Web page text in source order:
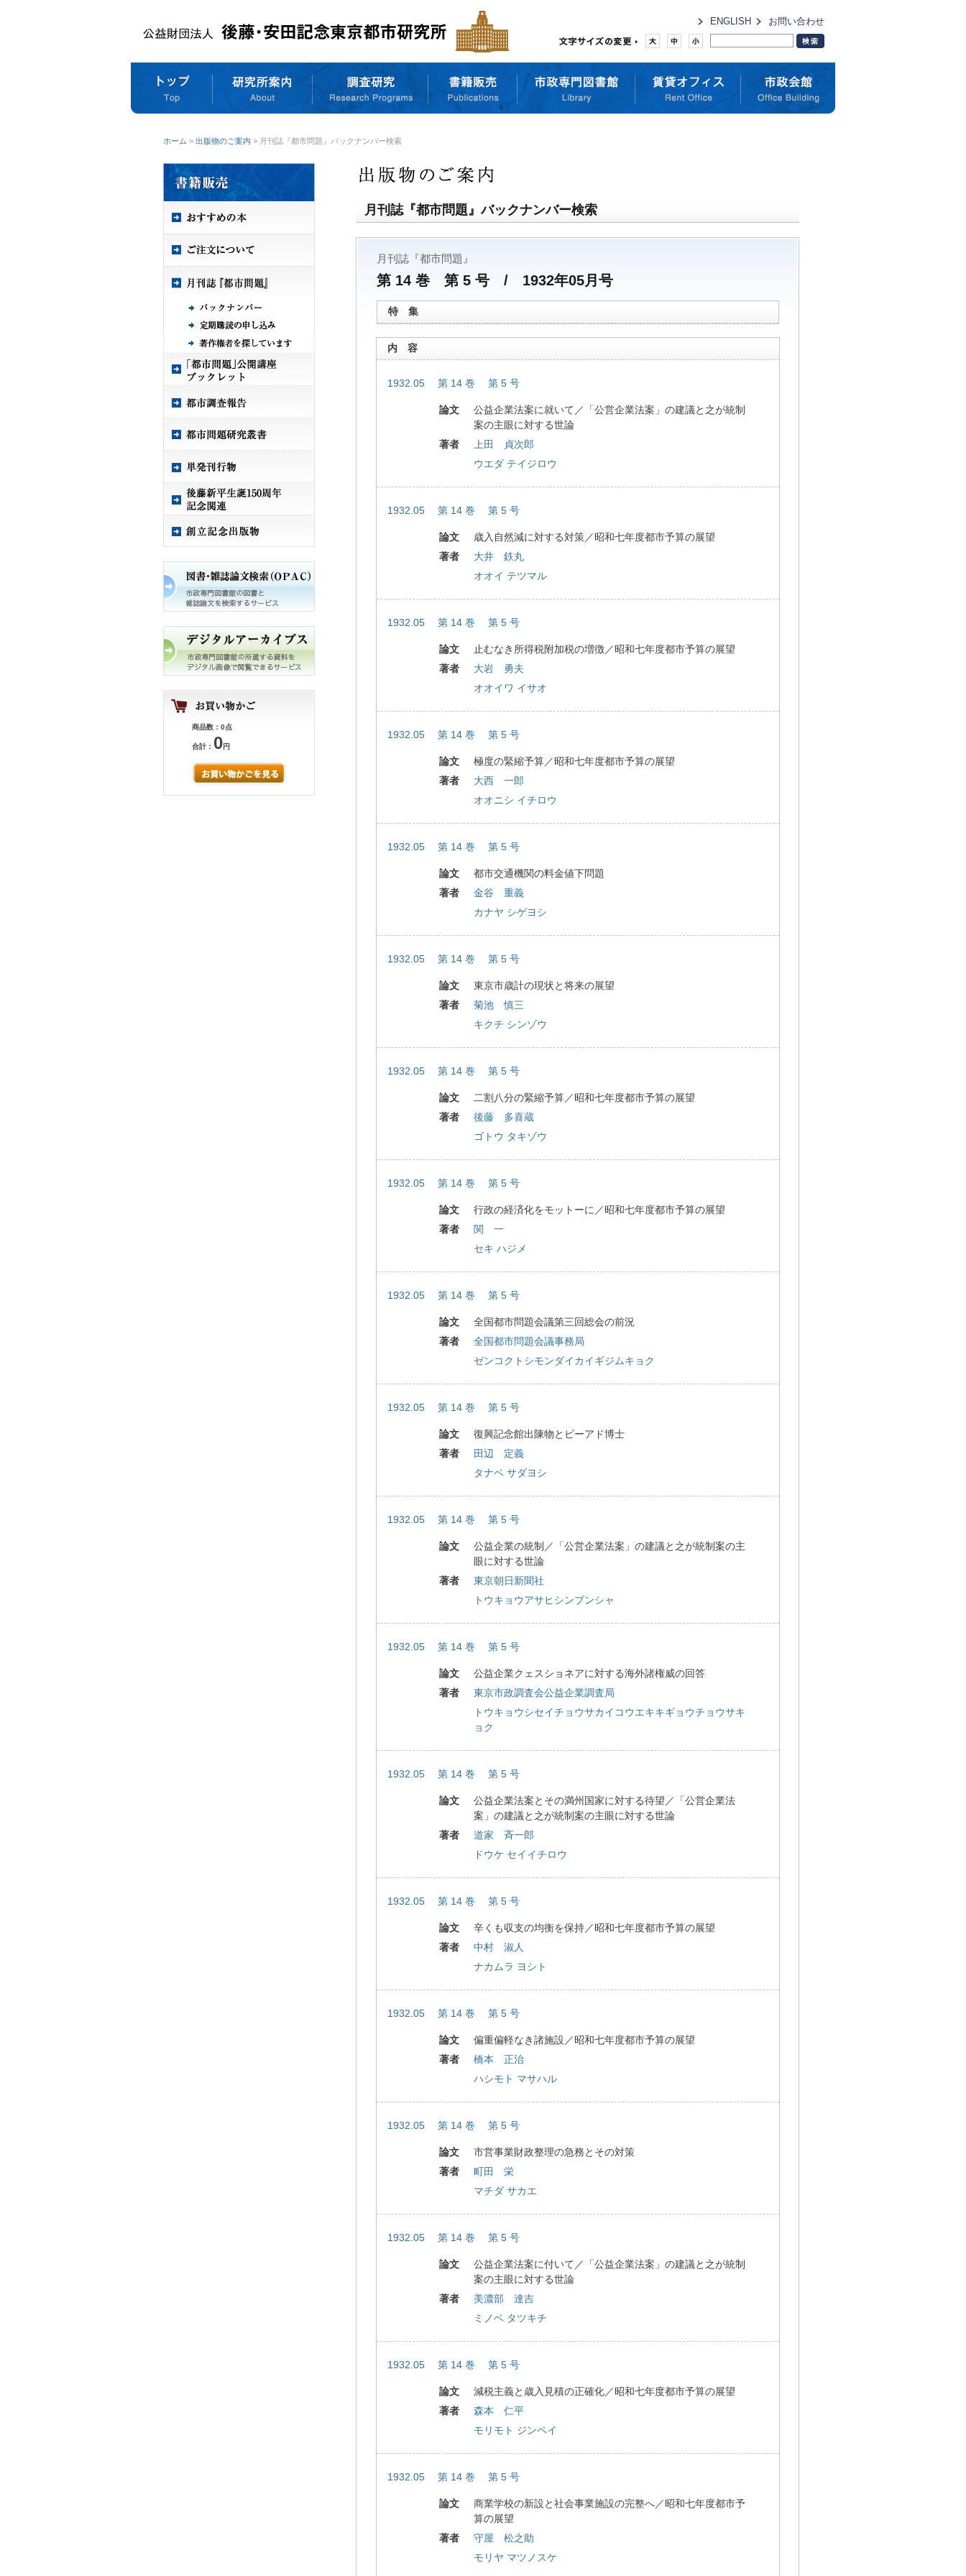
ENGLISH お問い合わせ
ホーム > 出版物のご案内 > 月刊誌『都市問題』バックナンバー検索
商品数：0点
合計： 0円
月刊誌『都市問題』バックナンバー検索
月刊誌『都市問題』
第 14 巻 第 5 号 / 1932年05月号
特 集
内 容
1932.05 第 14 巻 第 5 号
論文
公益企業法案に就いて／「公営企業法案」の建議と之が統制
案の主眼に対する世論
著者
上田 貞次郎
ウエダ テイジロウ
1932.05 第 14 巻 第 5 号
論文
歳入自然減に対する対策／昭和七年度都市予算の展望
著者
大井 鉄丸
オオイ テツマル
1932.05 第 14 巻 第 5 号
論文
止むなき所得税附加税の増徴／昭和七年度都市予算の展望
著者
大岩 勇夫
オオイワ イサオ
1932.05 第 14 巻 第 5 号
論文
極度の緊縮予算／昭和七年度都市予算の展望
著者
大西 一郎
オオニシ イチロウ
1932.05 第 14 巻 第 5 号
論文
都市交通機関の料金値下問題
著者
金谷 重義
カナヤ シゲヨシ
1932.05 第 14 巻 第 5 号
論文
東京市歳計の現状と将来の展望
著者
菊池 慎三
キクチ シンゾウ
1932.05 第 14 巻 第 5 号
論文
二割八分の緊縮予算／昭和七年度都市予算の展望
著者
後藤 多喜蔵
ゴトウ タキゾウ
1932.05 第 14 巻 第 5 号
論文
行政の経済化をモットーに／昭和七年度都市予算の展望
著者
関 一
セキ ハジメ
1932.05 第 14 巻 第 5 号
論文
全国都市問題会議第三回総会の前況
著者
全国都市問題会議事務局
ゼンコクトシモンダイカイギジムキョク
1932.05 第 14 巻 第 5 号
論文
復興記念館出陳物とビーアド博士
著者
田辺 定義
タナベ サダヨシ
1932.05 第 14 巻 第 5 号
論文
公益企業の統制／「公営企業法案」の建議と之が統制案の主
眼に対する世論
著者
東京朝日新聞社
トウキョウアサヒシンブンシャ
1932.05 第 14 巻 第 5 号
論文
公益企業クェスショネアに対する海外諸権威の回答
著者
東京市政調査会公益企業調査局
トウキョウシセイチョウサカイコウエキキギョウチョウサキ
ョク
1932.05 第 14 巻 第 5 号
論文
公益企業法案とその満州国家に対する待望／「公営企業法
案」の建議と之が統制案の主眼に対する世論
著者
道家 斉一郎
ドウケ セイイチロウ
1932.05 第 14 巻 第 5 号
論文
辛くも収支の均衡を保持／昭和七年度都市予算の展望
著者
中村 淑人
ナカムラ ヨシト
1932.05 第 14 巻 第 5 号
論文
偏重偏軽なき諸施設／昭和七年度都市予算の展望
著者
橋本 正治
ハシモト マサハル
1932.05 第 14 巻 第 5 号
論文
市営事業財政整理の急務とその対策
著者
町田 栄
マチダ サカエ
1932.05 第 14 巻 第 5 号
論文
公益企業法案に付いて／「公益企業法案」の建議と之が統制
案の主眼に対する世論
著者
美濃部 達吉
ミノベ タツキチ
1932.05 第 14 巻 第 5 号
論文
減税主義と歳入見積の正確化／昭和七年度都市予算の展望
著者
森本 仁平
モリモト ジンペイ
1932.05 第 14 巻 第 5 号
論文
商業学校の新設と社会事業施設の完整へ／昭和七年度都市予
算の展望
著者
守屋 松之助
モリヤ マツノスケ